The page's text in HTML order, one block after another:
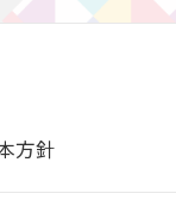
方針